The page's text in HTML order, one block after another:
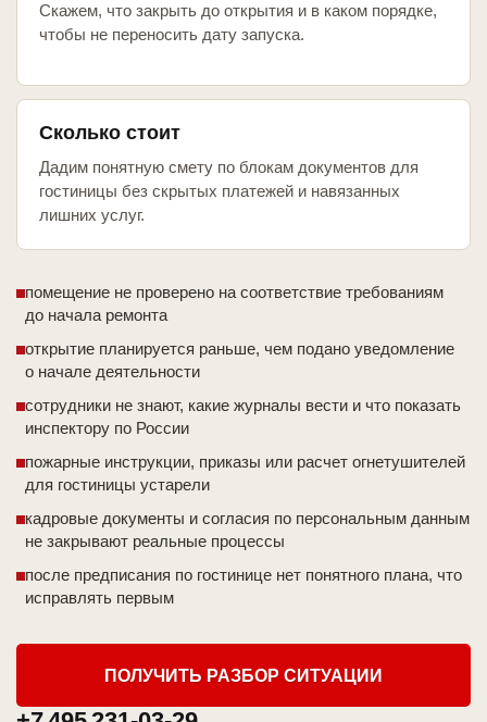
Скажем, что закрыть до открытия и в каком порядке,
чтобы не переносить дату запуска.
Сколько стоит
Дадим понятную смету по блокам документов для
гостиницы без скрытых платежей и навязанных
лишних услуг.
помещение не проверено на соответствие требованиям
до начала ремонта
открытие планируется раньше, чем подано уведомление
о начале деятельности
сотрудники не знают, какие журналы вести и что показать
инспектору по России
пожарные инструкции, приказы или расчет огнетушителей
для гостиницы устарели
кадровые документы и согласия по персональным данным
не закрывают реальные процессы
после предписания по гостинице нет понятного плана, что
исправлять первым
ПОЛУЧИТЬ РАЗБОР СИТУАЦИИ